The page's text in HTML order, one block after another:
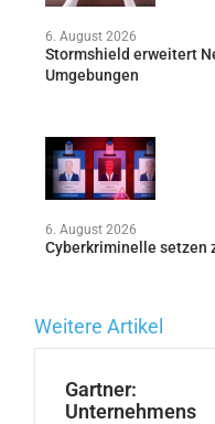
6. August 2026
Stormshield erweitert
Umgebungen
6. August 2026
Cyberkriminelle setzen
Weitere Artikel
Gartner:
Unternehmens